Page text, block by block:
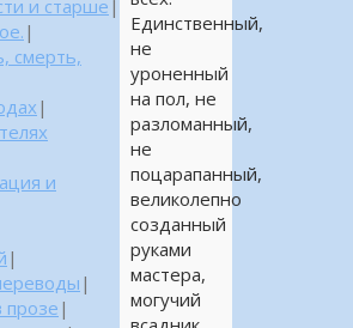
Единственный,
не
уроненный
на пол, не
разломанный,
не
поцарапанный,
великолепно
созданный
руками
мастера,
могучий
и старше |
|
смерть,
|
и
|
|
прозе |